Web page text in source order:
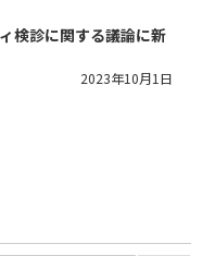
検診に関する議論に新
2023年10月1日